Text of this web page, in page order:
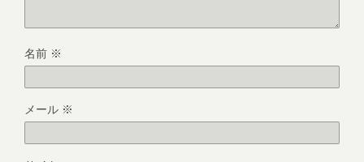
名前 ※
メール ※